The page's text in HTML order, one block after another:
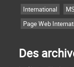
International
Page Web
Des